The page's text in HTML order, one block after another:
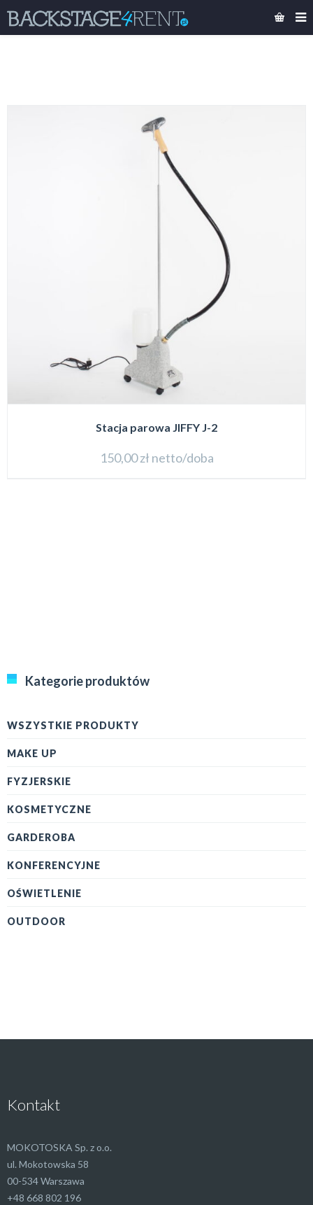
Stacja parowa JIFFY J-2
150,00zł netto/doba
Kategorie produktów
WSZYSTKIE PRODUKTY
MAKE UP
FYZJERSKIE
KOSMETYCZNE
GARDEROBA
KONFERENCYJNE
OŚWIETLENIE
OUTDOOR
Kontakt
MOKOTOSKA Sp. z o.o.
ul. Mokotowska 58
00-534 Warszawa
+48 668 802 196